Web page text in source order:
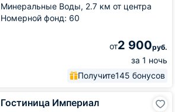
Минеральные Воды, 2.7 км от центра
Номерной фонд: 60
от2 900руб.
за 1 ночь
Получите145 бонусов
Гостиница Империал